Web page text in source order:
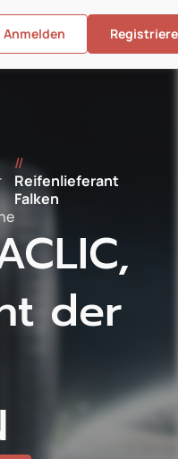
Anmelden
//
Reifenlieferant
Falken
der